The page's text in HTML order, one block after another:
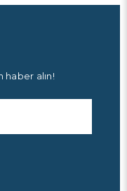
haber alın!